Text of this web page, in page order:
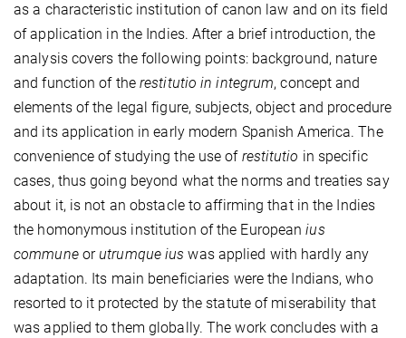
as a characteristic institution of canon law and on its field
of application in the Indies. After a brief introduction, the
analysis covers the following points: background, nature
and function of the restitutio in integrum, concept and
elements of the legal figure, subjects, object and procedure
and its application in early modern Spanish America. The
convenience of studying the use of restitutio in specific
cases, thus going beyond what the norms and treaties say
about it, is not an obstacle to affirming that in the Indies
the homonymous institution of the Europeanius
communeor utrumque ius was applied with hardly any
adaptation. Its main beneficiaries were the Indians, who
resorted to it protected by the statute of miserability that
was applied to them globally. The work concludes with a